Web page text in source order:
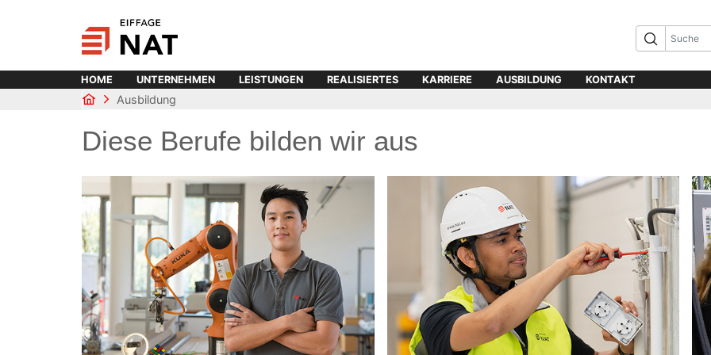
HOME UNTERNEHMEN LEISTUNGEN REALISIERTES KARRIERE AUSBILDUNG KONTAKT
Ausbildung
Diese Berufe bilden wir aus